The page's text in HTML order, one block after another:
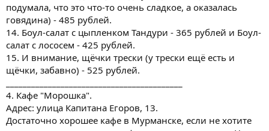
подумала, что это что-то очень сладкое, а оказалась
говядина) - 485 рублей.
14. Боул-салат с цыпленком Тандури - 365 рублей и Боул-
салат с лососем - 425 рублей.
15. И внимание, щёчки трески (у трески ещё есть и
щёчки, забавно) - 525 рублей.
4. Кафе "Морошка".
Адрес: улица Капитана Егоров, 13.
Достаточно хорошее кафе в Мурманске, если не хотите